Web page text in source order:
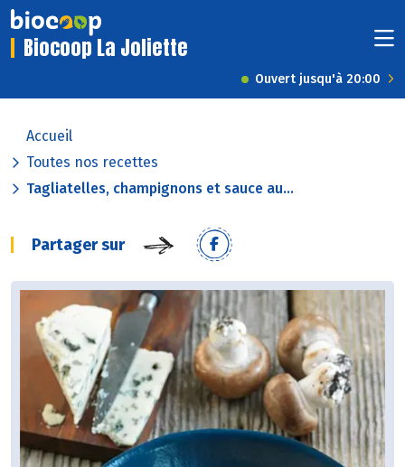
Biocoop La Joliette
Ouvert jusqu'à 20:00
Accueil
Toutes nos recettes
Tagliatelles, champignons et sauce au...
Partager sur